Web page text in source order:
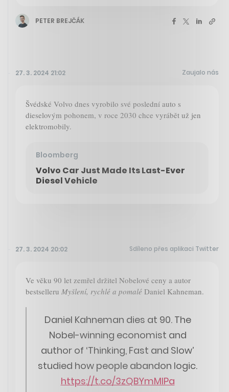
PETER BREJČÁK
27. 3. 2024 21:02 Zaujalo nás
Švédské Volvo dnes vyrobilo své poslední auto s
dieselovým pohonem, v roce 2030 chce vyrábět už jen
elektromobily.
Bloomberg
Volvo Car Just Made Its Last-Ever
Diesel Vehicle
27. 3. 2024 20:02 Sdíleno přes aplikaci Twitter
Ve věku 90 let zemřel držitel Nobelové ceny a autor
bestselleru Myšlení, rychlé a pomalé Daniel Kahneman.
Daniel Kahneman dies at 90. The
Nobel-winning economist and
author of ‘Thinking, Fast and Slow’
studied how people abandon logic.
https://t.co/3zQBYmMIPa